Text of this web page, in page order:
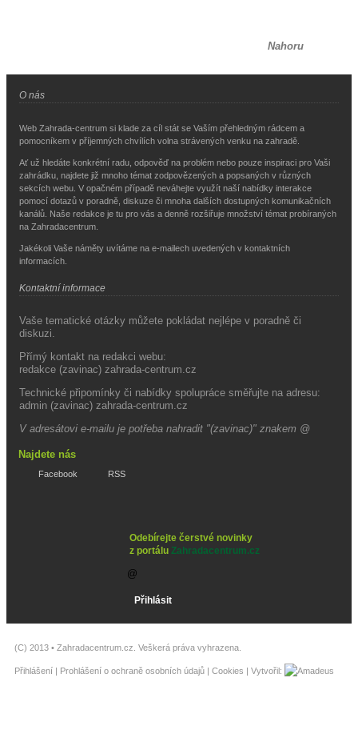
Nahoru
O nás
Web Zahrada-centrum si klade za cíl stát se Vaším přehledným rádcem a
pomocníkem v příjemných chvílích volna strávených venku na zahradě.
Ať už hledáte konkrétní radu, odpověď na problém nebo pouze inspiraci pro Vaši
zahrádku, najdete již mnoho témat zodpovězených a popsaných v různých
sekcích webu. V opačném případě neváhejte využít naší nabídky interakce
pomocí dotazů v poradně, diskuze či mnoha dalších dostupných komunikačních
kanálů. Naše redakce je tu pro vás a denně rozšiřuje množství témat probíraných
na Zahradacentrum.
Jakékoli Vaše náměty uvítáme na e-mailech uvedených v kontaktních
informacích.
Kontaktní informace
Vaše tematické otázky můžete pokládat nejlépe v poradně či
diskuzi.
Přímý kontakt na redakci webu:
redakce (zavinac) zahrada-centrum.cz
Technické připomínky či nabídky spolupráce směřujte na adresu:
admin (zavinac) zahrada-centrum.cz
V adresátovi e-mailu je potřeba nahradit "(zavinac)" znakem @
Najdete nás
Facebook RSS
Odebírejte čerstvé novinky
z portálu Zahradacentrum.cz
(C) 2013 • Zahradacentrum.cz . Veškerá práva vyhrazena.
Přihlášení Prohlášení o ochraně osobních údajů Cookies | Vytvořil: